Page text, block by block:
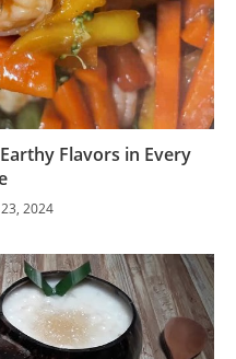
Flavors in Every
2024